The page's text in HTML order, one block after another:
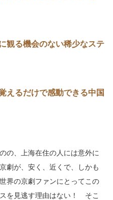
観る機会のない稀少なステ
えるだけで感動できる中国
の、上海在住の人には意外に
劇が、安く、近くで、しかも
界の京劇ファンにとってこの
を見逃す理由はない！ そこ